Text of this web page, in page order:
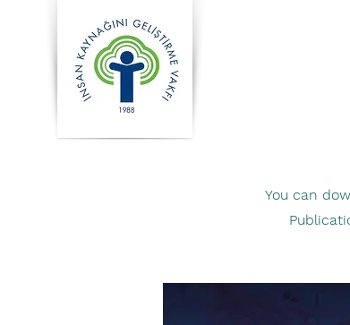
You can